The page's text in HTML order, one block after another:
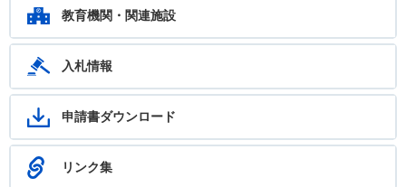
ます。フリーダイヤル：0120-783-574
教育機関・関連施設
入札情報
申請書ダウンロード
リンク集